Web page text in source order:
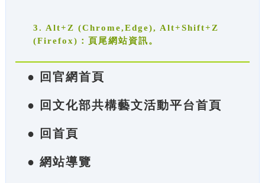
3. Alt+Z (Chrome,Edge), Alt+Shift+Z
(Firefox)：頁尾網站資訊。
● 回官網首頁
● 回文化部共構藝文活動平台首頁
● 回首頁
● 網站導覽